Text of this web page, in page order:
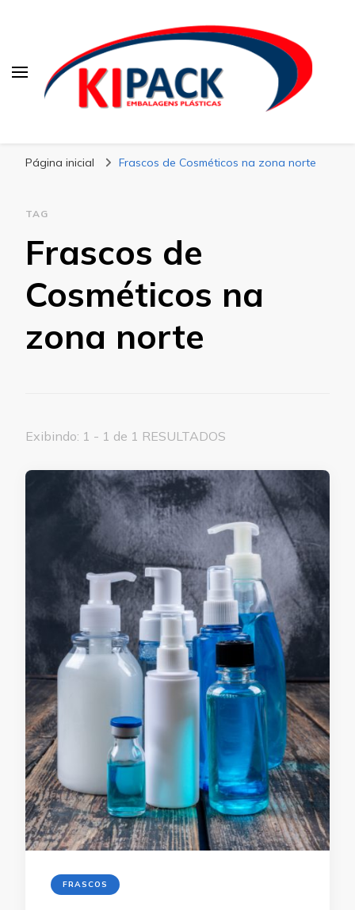
Página inicial Frascos de Cosméticos na zona norte
TAG
Frascos de
Cosméticos na
zona norte
Exibindo: 1 - 1 de 1 RESULTADOS
FRASCOS